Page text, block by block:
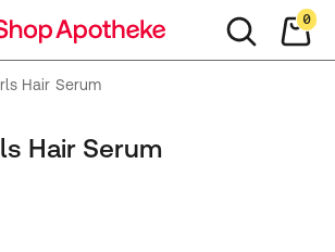
0
Hair Serum
Hair Serum